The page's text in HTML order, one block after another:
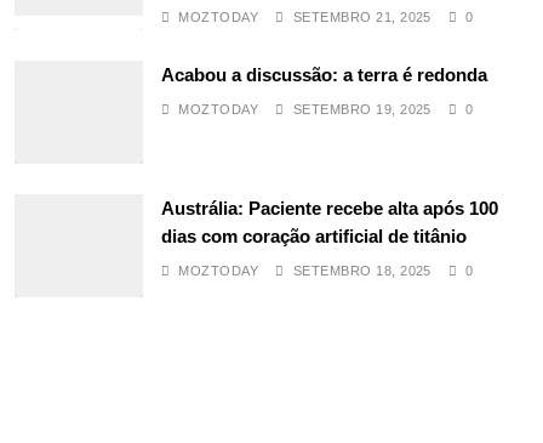
MOZTODAY SETEMBRO 21, 2025 0
Acabou a discussão: a terra é redonda
MOZTODAY SETEMBRO 19, 2025 0
Austrália: Paciente recebe alta após 100
dias com coração artificial de titânio
MOZTODAY SETEMBRO 18, 2025 0